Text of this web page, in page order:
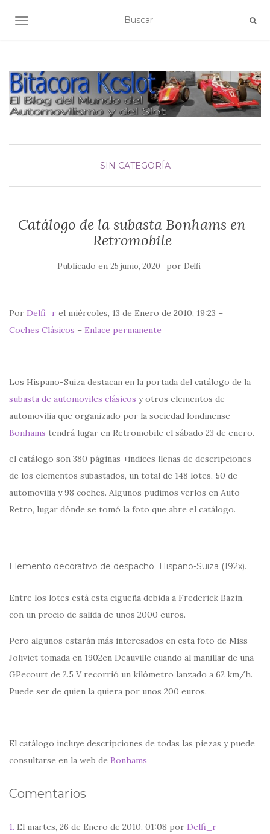
ALTERNAR NAVEGACIÓN
SIN CATEGORÍA
Catálogo de la subasta Bonhams en
Retromobile
Publicado en 25 junio, 2020 por Delfi
Por Delfi_r el miércoles, 13 de Enero de 2010, 19:23 –
Coches Clásicos – Enlace permanente
Los Hispano-Suiza destacan en la portada del catálogo de la
subasta de automoviles clásicos y otros elementos de
automovilia que organizado por la sociedad londinense
Bonhams tendrá lugar en Retromobile el sábado 23 de enero.
el catálogo son 380 páginas +indices llenas de descripciones
de los elementos subastados, un total de 148 lotes, 50 de
automovilia y 98 coches. Algunos pudimos verlos en Auto-
Retro, lugar dónde se tomó la foto que abre el catálogo.
Elemento decorativo de despacho Hispano-Suiza (192x).
Entre los lotes está esta cigueña debida a Frederick Bazin,
con un precio de salida de unos 2000 euros.
Pero algunos estarán más interesados en esta foto de Miss
Joliviet tomada en 1902en Deauville cuando al manillar de una
GPecourt de 2.5 V recorrió un kilómetro lanzado a 62 km/h.
Puede ser de quien la quiera por unos 200 euros.
El catálogo incluye descripciones de todas las piezas y puede
consultarse en la web de Bonhams
Comentarios
1. El martes, 26 de Enero de 2010, 01:08 por Delfi_r